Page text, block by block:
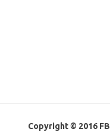
Copyright © 2016